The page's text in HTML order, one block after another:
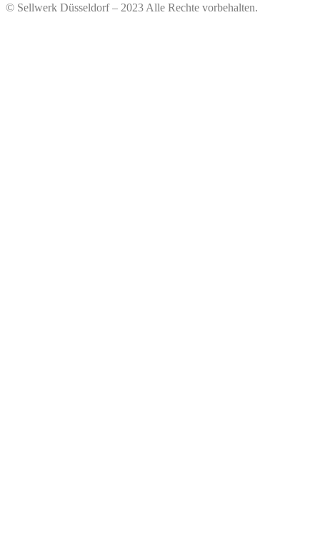
© Sellwerk Düsseldorf – 2023 Alle Rechte vorbehalten.